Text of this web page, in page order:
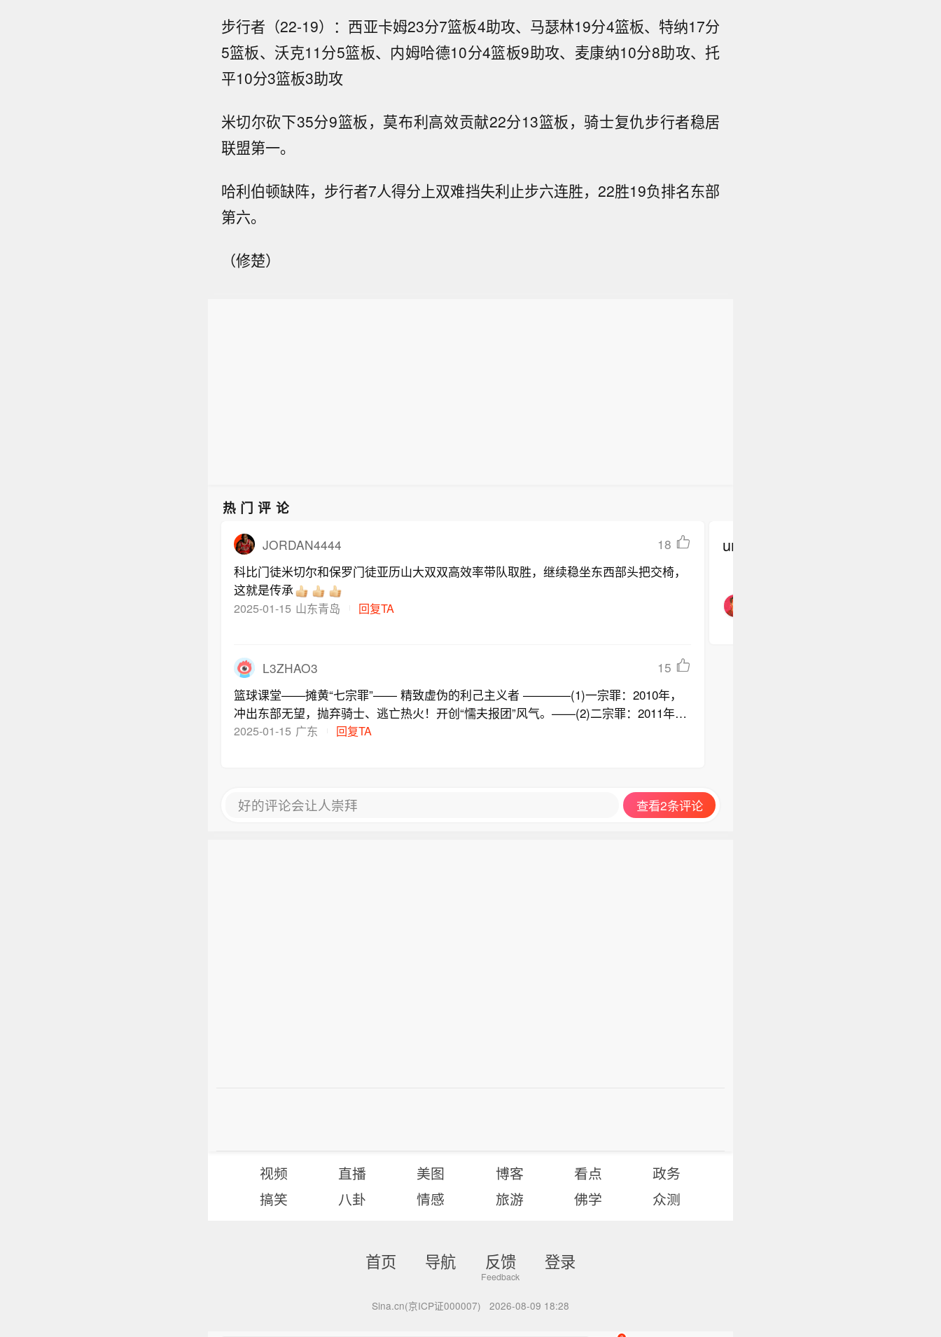
步行者（22-19）：西亚卡姆23分7篮板4助攻、马瑟林19分4篮板、特纳17分
5篮板、沃克11分5篮板、内姆哈德10分4篮板9助攻、麦康纳10分8助攻、托
平10分3篮板3助攻
米切尔砍下35分9篮板，莫布利高效贡献22分13篮板，骑士复仇步行者稳居
联盟第一。
哈利伯顿缺阵，步行者7人得分上双难挡失利止步六连胜，22胜19负排名东部
第六。
（修楚）
热门评论
JORDAN4444
18
科比门徒米切尔和保罗门徒亚历山大双双高效率带队取胜，继续稳坐东西部头把交椅，
这就是传承
2025-01-15 山东青岛 回复TA
L3ZHAO3
15
篮球课堂——摊黄“七宗罪”—— 精致虚伪的利己主义者 ————(1)一宗罪：2010年，
冲出东部无望，抛弃骑士、逃亡热火！开创“懦夫报团”风气。——(2)二宗罪：2011年总
决赛，八分释兵权！严重违背竞技精神、为人道德！——(3)三宗罪：2014年，以契约到
土。 ——(6)六宗罪：被裁判忽视漏判、被所有教练和球员声讨的数以万计的走步违
例，在世界范围特别是青少年中起到了极其恶劣的影响，严重伤害了篮球技术的发展
2025-01-15 广东 回复TA
undefined
好的评论会让人崇拜 查看2条评论
视频 直播 美图 博客 看点
政务
搞笑
八卦 情感 旅游 佛学 众测
首页 导航 反馈 登录
Sina.cn(京ICP证000007) 2026-08-09 18:28